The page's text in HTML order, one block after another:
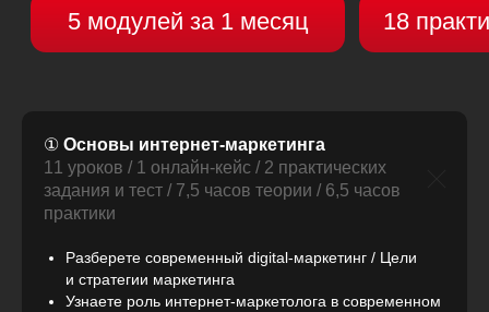
① Основы интернет-маркетинга
11 уроков / 1 онлайн-кейс / 2 практических
задания и тест / 7,5 часов теории / 6,5 часов
практики
Разберете современный digital-маркетинг / Цели
и стратегии маркетинга
Узнаете роль интернет-маркетолога в современном